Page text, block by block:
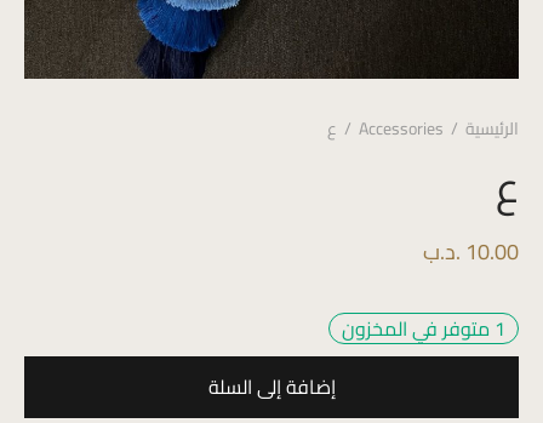
الرئيسية /
Accessories
/ ع
ع
10.00 .د.ب
1 متوفر في المخزون
إضافة إلى السلة